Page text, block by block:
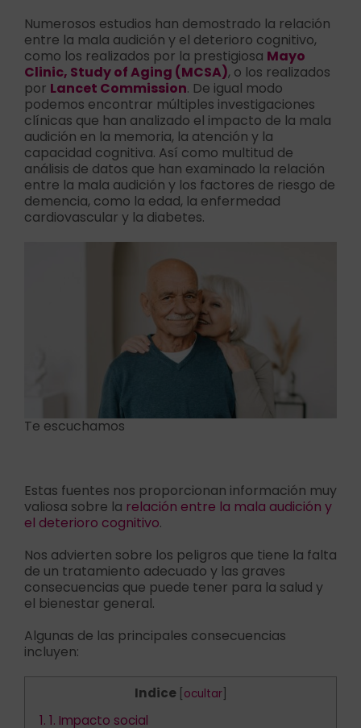
Numerosos estudios han demostrado la relación
entre la mala audición y el deterioro cognitivo,
como los realizados por la prestigiosa Mayo
Clinic, Study of Aging (MCSA), o los realizados
por Lancet Commission. De igual modo
podemos encontrar múltiples investigaciones
clínicas que han analizado el impacto de la mala
audición en la memoria, la atención y la
capacidad cognitiva. Así como multitud de
análisis de datos que han examinado la relación
entre la mala audición y los factores de riesgo de
demencia, como la edad, la enfermedad
cardiovascular y la diabetes.
Te escuchamos
Estas fuentes nos proporcionan información muy
valiosa sobre la relación entre la mala audición y
el deterioro cognitivo.
Nos advierten sobre los peligros que tiene la falta
de un tratamiento adecuado y las graves
consecuencias que puede tener para la salud y
el bienestar general.
Algunas de las principales consecuencias
incluyen:
Indice ocultar]
1. 1. Impacto social